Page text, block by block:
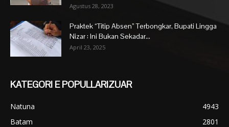
Agustus 28, 2023
Praktek “Titip Absen” Terbongkar, Bupati Lingga
Nizar : Ini Bukan Sekadar...
April 23, 2025
KATEGORI E POPULLARIZUAR
Natuna
4943
Batam
2801